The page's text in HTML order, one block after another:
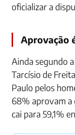
oficializar a
Aprovação
Ainda segundo
Tarcísio de
Paulo pelos
68% aprovam a
cai para 59,1%